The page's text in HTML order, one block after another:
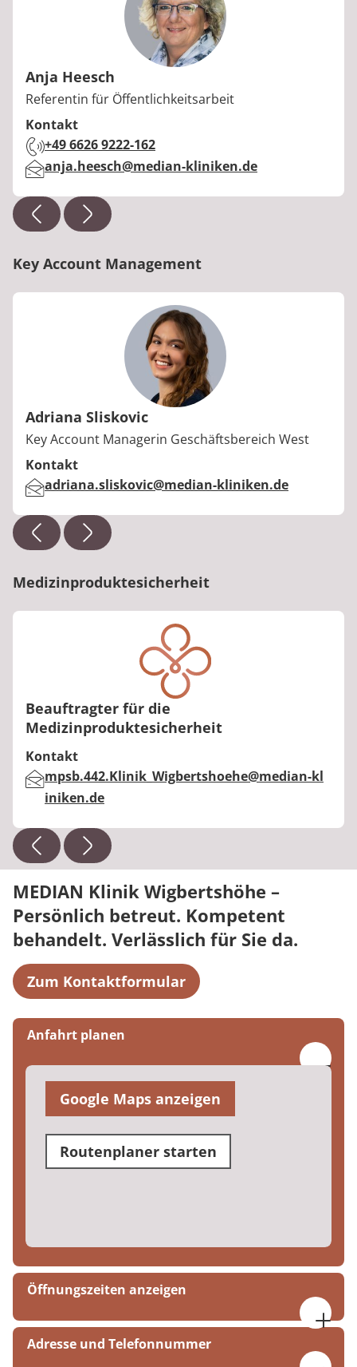
Anja Heesch
Berufstitel:
Referentin für Öffentlichkeitsarbeit
Kontakt
Telefon:
+49 6626 9222-162
E-Mail:anja.heesch@median-kliniken.de
Key Account Management
Adriana Sliskovic
Berufstitel:
Key Account Managerin Geschäftsbereich West
Kontakt
E-Mail:adriana.sliskovic@median-kliniken.de
Medizinproduktesicherheit
Beauftragter für die
Medizinproduktesicherheit
Kontakt
E-Mail:mpsb.442.Klinik_Wigbertshoehe@median-kl
iniken.de
MEDIAN Klinik Wigbertshöhe –
Persönlich betreut. Kompetent
behandelt. Verlässlich für Sie da.
Zum Kontaktformular
Anfahrt planen
Google Maps anzeigen
Routenplaner starten
Öffnungszeiten anzeigen
Montag bis Freitag
08:00 bis 16:00 Uhr
Adresse und Telefonnummer